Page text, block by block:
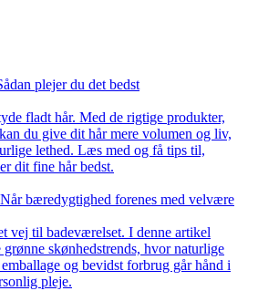
plejer du det bedst
fladt hår. Med de rigtige produkter,
du give dit hår mere volumen og liv,
lethed. Læs med og få tips til,
dit fine hår bedst.
bæredygtighed forenes med velvære
vej til badeværelset. I denne artikel
skønhedstrends, hvor naturlige
og bevidst forbrug går hånd i
pleje.